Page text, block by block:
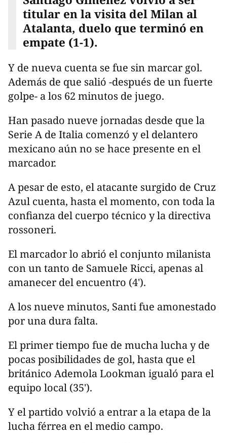
titular en la visita del Milan al
Atalanta, duelo que terminó en
empate (1-1).
Y de nueva cuenta se fue sin marcar gol.
Además de que salió -después de un fuerte
golpe- a los 62 minutos de juego.
Han pasado nueve jornadas desde que la
Serie A de Italia comenzó y el delantero
mexicano aún no se hace presente en el
marcador.
A pesar de esto, el atacante surgido de Cruz
Azul cuenta, hasta el momento, con toda la
confianza del cuerpo técnico y la directiva
rossoneri.
El marcador lo abrió el conjunto milanista
con un tanto de Samuele Ricci, apenas al
amanecer del encuentro (4').
A los nueve minutos, Santi fue amonestado
por una dura falta.
El primer tiempo fue de mucha lucha y de
pocas posibilidades de gol, hasta que el
británico Ademola Lookman igualó para el
equipo local (35').
Y el partido volvió a entrar a la etapa de la
lucha férrea en el medio campo.